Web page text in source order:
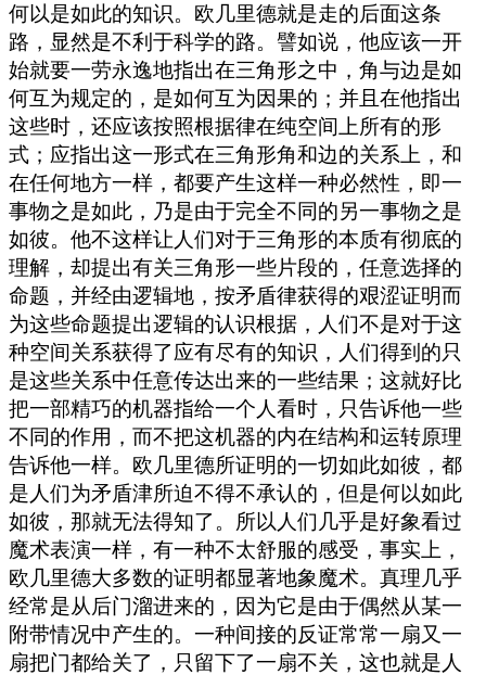
何以是如此的知识。欧几里德就是走的后面这条
路，显然是不利于科学的路。譬如说，他应该一开
始就要一劳永逸地指出在三角形之中，角与边是如
何互为规定的，是如何互为因果的；并且在他指出
这些时，还应该按照根据律在纯空间上所有的形
式；应指出这一形式在三角形角和边的关系上，和
在任何地方一样，都要产生这样一种必然性，即一
事物之是如此，乃是由于完全不同的另一事物之是
如彼。他不这样让人们对于三角形的本质有彻底的
理解，却提出有关三角形一些片段的，任意选择的
命题，并经由逻辑地，按矛盾律获得的艰涩证明而
为这些命题提出逻辑的认识根据，人们不是对于这
种空间关系获得了应有尽有的知识，人们得到的只
是这些关系中任意传达出来的一些结果；这就好比
把一部精巧的机器指给一个人看时，只告诉他一些
不同的作用，而不把这机器的内在结构和运转原理
告诉他一样。欧几里德所证明的一切如此如彼，都
是人们为矛盾津所迫不得不承认的，但是何以如此
如彼，那就无法得知了。所以人们几乎是好象看过
魔术表演一样，有一种不太舒服的感受，事实上，
欧几里德大多数的证明都显著地象魔术。真理几乎
经常是从后门溜进来的，因为它是由于偶然从某一
附带情况中产生的。一种间接的反证常常一扇又一
扇把门都给关了，只留下了一扇不关，这也就是人